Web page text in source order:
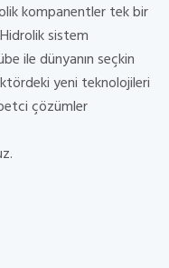
kompanentler tek bir
sistem
ile dünyanın seçkin
yeni teknolojileri
çözümler